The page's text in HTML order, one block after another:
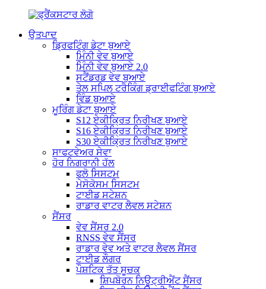
ਉਤਪਾਦ
ਡ੍ਰਿਫਟਿੰਗ ਡੇਟਾ ਬੁਆਏ
ਮਿੰਨੀ ਵੇਵ ਬੁਆਏ
ਮਿੰਨੀ ਵੇਵ ਬੁਆਏ 2.0
ਸਟੈਂਡਰਡ ਵੇਵ ਬੁਆਏ
ਤੇਲ ਸਪਿਲ ਟਰੈਕਿੰਗ ਡ੍ਰਾਈਫਟਿੰਗ ਬੁਆਏ
ਵਿੰਡ ਬੁਆਏ
ਮੂਰਿੰਗ ਡੇਟਾ ਬੁਆਏ
S12 ਏਕੀਕ੍ਰਿਤ ਨਿਰੀਖਣ ਬੁਆਏ
S16 ਏਕੀਕ੍ਰਿਤ ਨਿਰੀਖਣ ਬੁਆਏ
S30 ਏਕੀਕ੍ਰਿਤ ਨਿਰੀਖਣ ਬੁਆਏ
ਸਾਫਟਵੇਅਰ ਸੇਵਾ
ਹੋਰ ਨਿਗਰਾਨੀ ਹੱਲ
ਫਲੋ ਸਿਸਟਮ
ਮੇਸੋਕੋਸਮ ਸਿਸਟਮ
ਟਾਈਡ ਸਟੇਸ਼ਨ
ਰਾਡਾਰ ਵਾਟਰ ਲੈਵਲ ਸਟੇਸ਼ਨ
ਸੈਂਸਰ
ਵੇਵ ਸੈਂਸਰ 2.0
RNSS ਵੇਵ ਸੈਂਸਰ
ਰਾਡਾਰ ਵੇਵ ਅਤੇ ਵਾਟਰ ਲੈਵਲ ਸੈਂਸਰ
ਟਾਈਡ ਲੌਗਰ
ਪੌਸ਼ਟਿਕ ਤੱਤ ਸੂਚਕ
ਸ਼ਿਪਬੋਰਨ ਨਿਊਟ੍ਰੀਐਂਟ ਸੈਂਸਰ